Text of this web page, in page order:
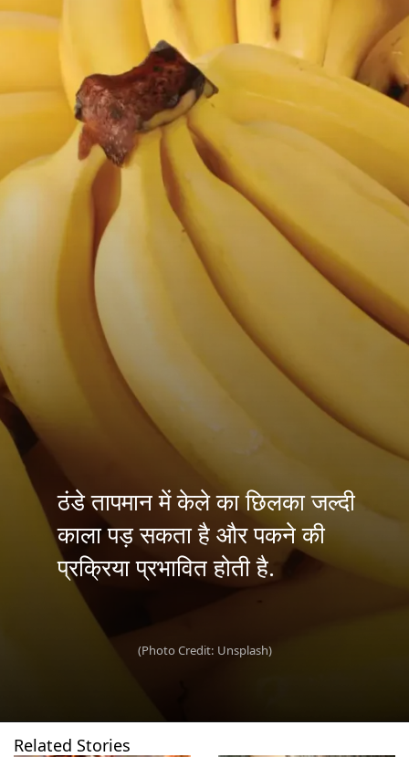
(Photo Credit: Unsplash)
ठंडे तापमान में केले का छिलका जल्दी
काला पड़ सकता है और पकने की
खुल रहा है
Related Stories